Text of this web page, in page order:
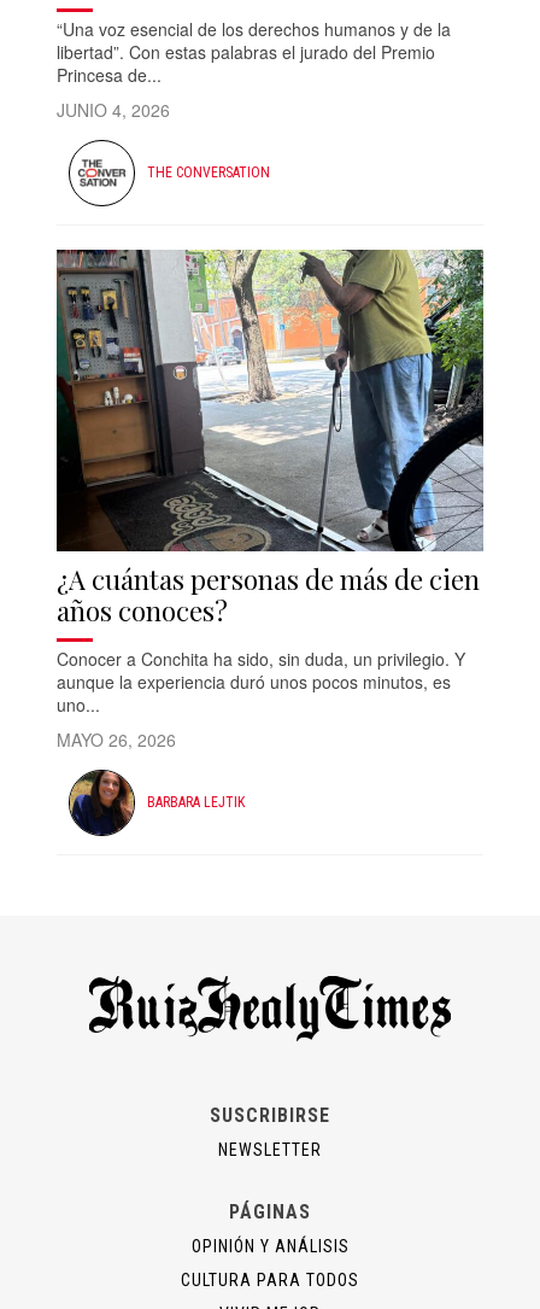
“Una voz esencial de los derechos humanos y de la
libertad”. Con estas palabras el jurado del Premio
Princesa de...
JUNIO 4, 2026
THE CONVERSATION
¿A cuántas personas de más de cien
años conoces?
Conocer a Conchita ha sido, sin duda, un privilegio. Y
aunque la experiencia duró unos pocos minutos, es
uno...
MAYO 26, 2026
BARBARA LEJTIK
SUSCRIBIRSE
NEWSLETTER
PÁGINAS
OPINIÓN Y ANÁLISIS
CULTURA PARA TODOS